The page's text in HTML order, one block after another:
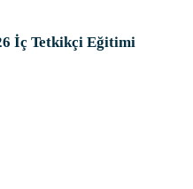
İç Tetkikçi Eğitimi